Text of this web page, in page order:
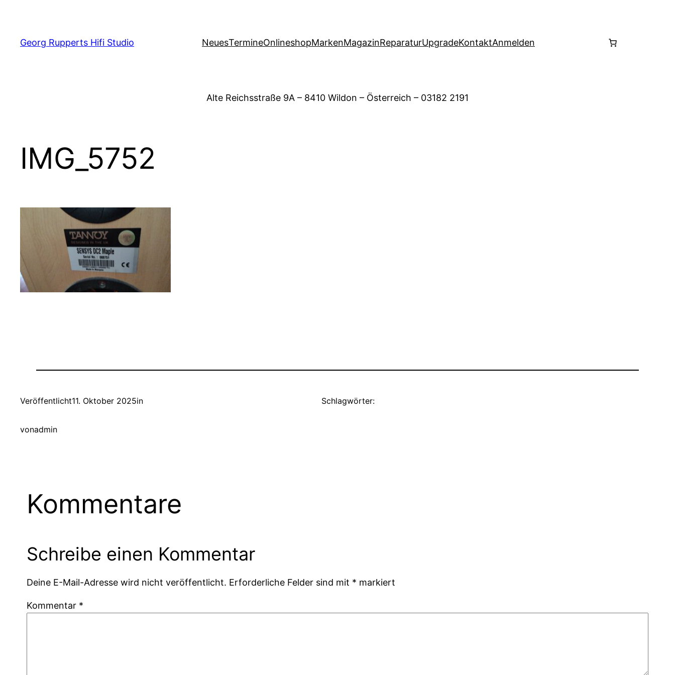
springen
Georg Rupperts Hifi Studio NeuesTermineOnlineshopMarkenMagazinReparaturUpgradeKontaktAnmelden
Alte Reichsstraße 9A – 8410 Wildon – Österreich – 03182 2191
IMG_5752
Veröffentlicht11. Oktober 2025in
vonadmin
Schlagwörter:
Kommentare
Schreibe einen Kommentar
Deine E-Mail-Adresse wird nicht veröffentlicht. Erforderliche Felder sind mit * markiert
Kommentar *